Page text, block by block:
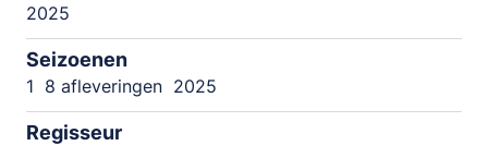
2025
Seizoenen
1 8 afleveringen 2025
Regisseur